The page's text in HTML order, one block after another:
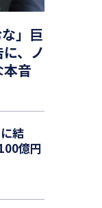
」巨
、ノ
音
結
億円